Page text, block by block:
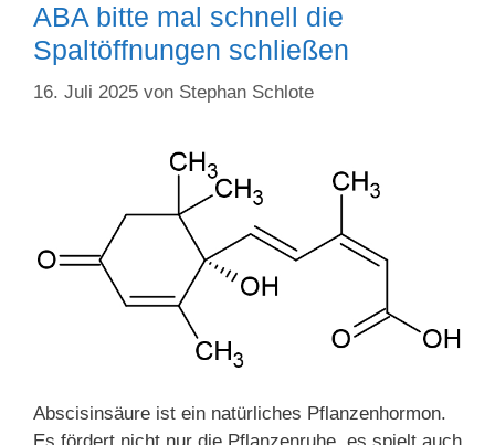
ABA bitte mal schnell die
Spaltöffnungen schließen
16. Juli 2025 von Stephan Schlote
Abscisinsäure ist ein natürliches Pflanzenhormon.